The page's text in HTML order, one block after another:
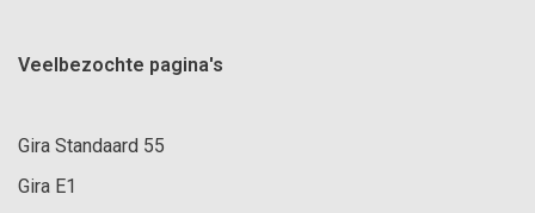
Veelbezochte pagina's
Gira Standaard 55
Gira E1